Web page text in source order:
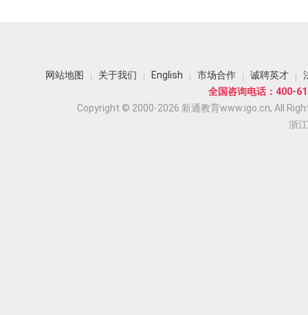
网站地图 关于我们 English 市场合作 诚聘英才
全国咨询电话：400-
Copyright © 2000-2026 新通教育www.igo.cn, All
浙